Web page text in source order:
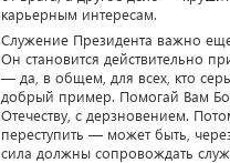
карьерным интересам.
Служение Президента важно еще
Он становится действительно
— да, в общем, для всех, кто
добрый пример. Помогай Вам
Отечеству, с дерзновением.
переступить — может быть,
сила должны сопровождать